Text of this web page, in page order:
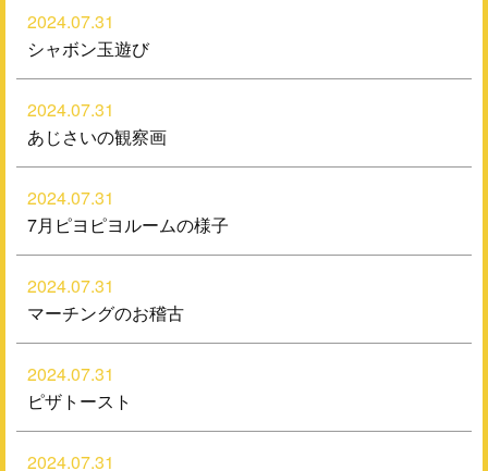
2024.07.31
シャボン玉遊び
2024.07.31
あじさいの観察画
2024.07.31
7月ピヨピヨルームの様子
2024.07.31
マーチングのお稽古
2024.07.31
ピザトースト
2024.07.31